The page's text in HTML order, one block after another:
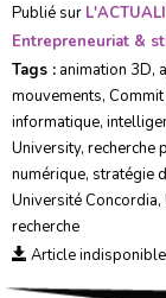
Publié sur
Entrepreneuriat &
Tags : animation 3D,
mouvements,
informatique,
University, recherche
numérique, stratégie
Université Concordia,
recherche
Article indisponible